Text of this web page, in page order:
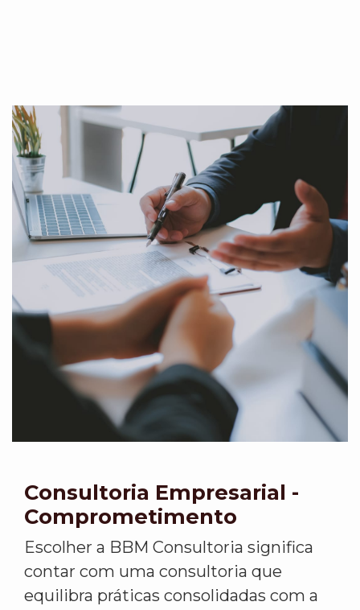
Consultoria Empresarial -
Comprometimento
Escolher a BBM Consultoria significa
contar com uma consultoria que
equilibra práticas consolidadas com a